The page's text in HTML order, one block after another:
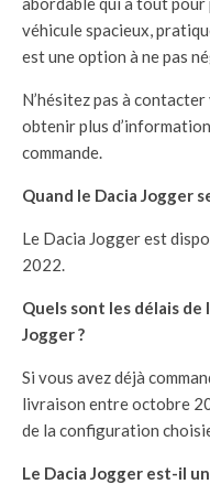
véhicule spacieux,
est une option à ne pas
N’hésitez pas à
obtenir plus
commande.
Quand le Dacia Jogger
Le Dacia Jogger est
2022.
Quels sont les délais de
Jogger ?
Si vous avez déjà
livraison entre octobre
de la configuration
Le Dacia Jogger est-il